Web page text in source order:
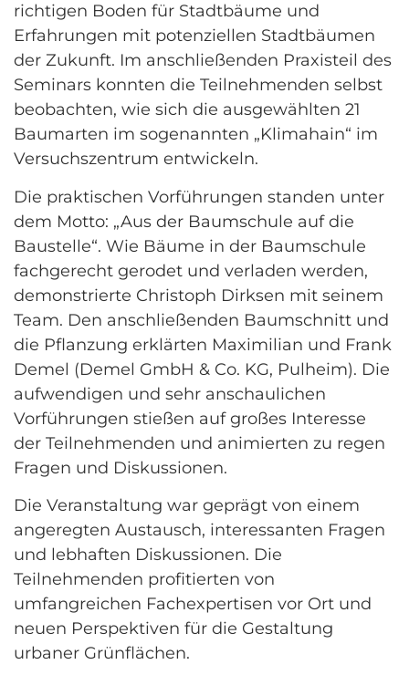
richtigen Boden für Stadtbäume und
Erfahrungen mit potenziellen Stadtbäumen
der Zukunft. Im anschließenden Praxisteil des
Seminars konnten die Teilnehmenden selbst
beobachten, wie sich die ausgewählten 21
Baumarten im sogenannten „Klimahain“ im
Versuchszentrum entwickeln.
Die praktischen Vorführungen standen unter
dem Motto: „Aus der Baumschule auf die
Baustelle“. Wie Bäume in der Baumschule
fachgerecht gerodet und verladen werden,
demonstrierte Christoph Dirksen mit seinem
Team. Den anschließenden Baumschnitt und
die Pflanzung erklärten Maximilian und Frank
Demel (Demel GmbH & Co. KG, Pulheim). Die
aufwendigen und sehr anschaulichen
Vorführungen stießen auf großes Interesse
der Teilnehmenden und animierten zu regen
Fragen und Diskussionen.
Die Veranstaltung war geprägt von einem
angeregten Austausch, interessanten Fragen
und lebhaften Diskussionen. Die
Teilnehmenden profitierten von
umfangreichen Fachexpertisen vor Ort und
neuen Perspektiven für die Gestaltung
urbaner Grünflächen.